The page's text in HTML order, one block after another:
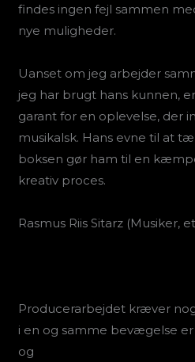
findes ingen fejl sammen
nye muligheder.
Uanset om jeg arbejder
jeg har brugt hans kunnen,
garant for en oplevelse, der
musikalsk. Hans evne til at
boksen gør ham til en
kreativ proces.
Rasmus Riis Sitarz (Musiker,
Producerarbejdet kræver
i en og samme bevægelse
og